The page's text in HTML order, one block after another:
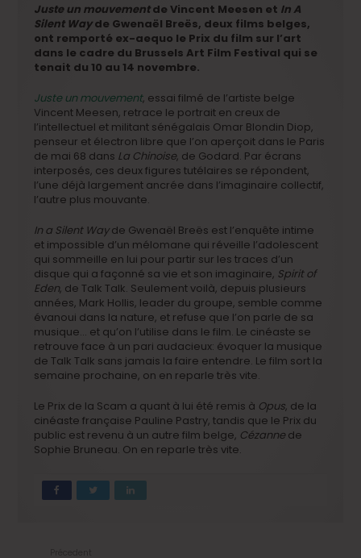
Juste un mouvementde Vincent Meesen et In A
Silent Wayde Gwenaël Breës, deux films belges,
ont remporté ex-aequo le Prix du film sur l’art
dans le cadre du Brussels Art Film Festival qui se
tenait du 10 au 14 novembre.
Juste un mouvement, essai filmé de l’artiste belge
Vincent Meesen, retrace le portrait en creux de
l’intellectuel et militant sénégalais Omar Blondin Diop,
penseur et électron libre que l’on aperçoit dans le Paris
de mai 68 dans La Chinoise, de Godard. Par écrans
interposés, ces deux figures tutélaires se répondent,
l’une déjà largement ancrée dans l’imaginaire collectif,
l’autre plus mouvante.
In a Silent Wayde Gwenaël Breës est l’enquête intime
et impossible d’un mélomane qui réveille l’adolescent
qui sommeille en lui pour partir sur les traces d’un
disque qui a façonné sa vie et son imaginaire, Spirit of
Eden, de Talk Talk. Seulement voilà, depuis plusieurs
années, Mark Hollis, leader du groupe, semble comme
évanoui dans la nature, et refuse que l’on parle de sa
musique… et qu’on l’utilise dans le film. Le cinéaste se
retrouve face à un pari audacieux: évoquer la musique
de Talk Talk sans jamais la faire entendre. Le film sort la
semaine prochaine, on en reparle très vite.
Le Prix de la Scam a quant à lui été remis à Opus, de la
cinéaste française Pauline Pastry, tandis que le Prix du
public est revenu à un autre film belge, Cézanne de
Sophie Bruneau. On en reparle très vite.